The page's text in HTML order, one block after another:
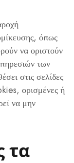
όπως
να οριστούν
των
στις σελίδες
ορισμένες ή
να μην
τα